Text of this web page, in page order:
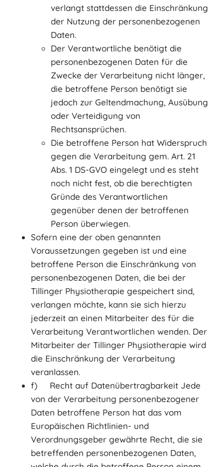
verlangt stattdessen die Einschränkung
der Nutzung der personenbezogenen
Daten.
Der Verantwortliche benötigt die
personenbezogenen Daten für die
Zwecke der Verarbeitung nicht länger,
die betroffene Person benötigt sie
jedoch zur Geltendmachung, Ausübung
oder Verteidigung von
Rechtsansprüchen.
Die betroffene Person hat Widerspruch
gegen die Verarbeitung gem. Art. 21
Abs. 1 DS-GVO eingelegt und es steht
noch nicht fest, ob die berechtigten
Gründe des Verantwortlichen
gegenüber denen der betroffenen
Person überwiegen.
Sofern eine der oben genannten
Voraussetzungen gegeben ist und eine
betroffene Person die Einschränkung von
personenbezogenen Daten, die bei der
Tillinger Physiotherapie gespeichert sind,
verlangen möchte, kann sie sich hierzu
jederzeit an einen Mitarbeiter des für die
Verarbeitung Verantwortlichen wenden. Der
Mitarbeiter der Tillinger Physiotherapie wird
die Einschränkung der Verarbeitung
veranlassen.
f) Recht auf Datenübertragbarkeit Jede
von der Verarbeitung personenbezogener
Daten betroffene Person hat das vom
Europäischen Richtlinien- und
Verordnungsgeber gewährte Recht, die sie
betreffenden personenbezogenen Daten,